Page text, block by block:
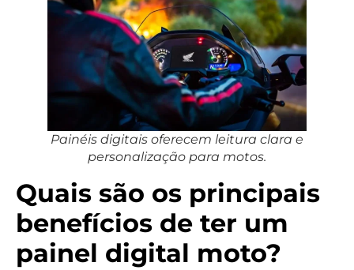
Painéis digitais oferecem leitura clara e
personalização para motos.
Quais são os principais
benefícios de ter um
painel digital moto?